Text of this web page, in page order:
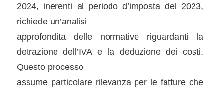
2024, inerenti al periodo d’imposta del 2023,
richiede un’analisi
approfondita delle normative riguardanti la
detrazione dell’IVA e la deduzione dei costi.
Questo processo
assume particolare rilevanza per le fatture che